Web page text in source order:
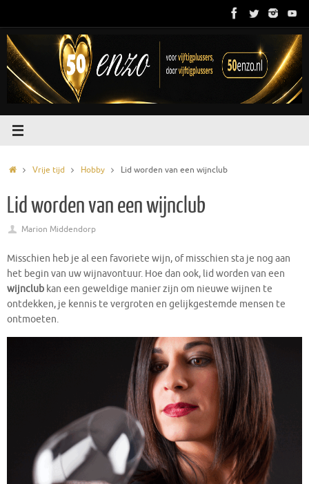
de
inhoud
HomeVrije tijd Hobby Lid worden van een wijnclub
Lid worden van een wijnclub
Marion Middendorp
Misschien heb je al een favoriete wijn, of misschien sta je nog aan
het begin van uw wijnavontuur. Hoe dan ook, lid worden van een
wijnclub kan een geweldige manier zijn om nieuwe wijnen te
ontdekken, je kennis te vergroten en gelijkgestemde mensen te
ontmoeten.